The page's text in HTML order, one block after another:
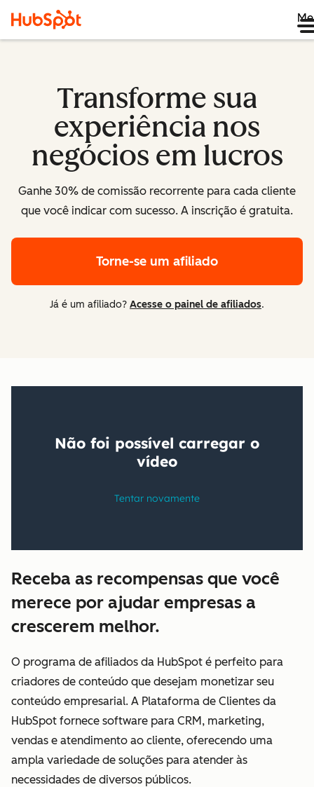
Transforme sua
experiência nos
negócios em lucros
Ganhe 30% de comissão recorrente para cada cliente
que você indicar com sucesso. A inscrição é gratuita.
Torne-se um afiliado
Já é um afiliado? Acesse o painel de afiliados.
Receba as recompensas que você
merece por ajudar empresas a
crescerem melhor.
O programa de afiliados da HubSpot é perfeito para
criadores de conteúdo que desejam monetizar seu
conteúdo empresarial. A Plataforma de Clientes da
HubSpot fornece software para CRM, marketing,
vendas e atendimento ao cliente, oferecendo uma
ampla variedade de soluções para atender às
necessidades de diversos públicos.